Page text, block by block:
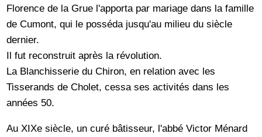
Florence de la Grue l'apporta par mariage dans la famille
de Cumont, qui le posséda jusqu'au milieu du siècle
dernier.
Il fut reconstruit après la révolution.
La Blanchisserie du Chiron, en relation avec les
Tisserands de Cholet, cessa ses activités dans les
années 50.
Au XIXe siècle, un curé bâtisseur, l'abbé Victor Ménard